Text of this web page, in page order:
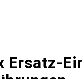
Ersatz-